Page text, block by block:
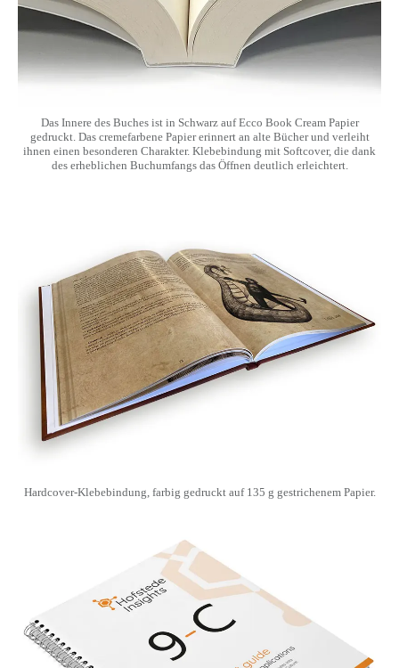
Das Innere des Buches ist in Schwarz auf Ecco Book Cream Papier
gedruckt. Das cremefarbene Papier erinnert an alte Bücher und verleiht
ihnen einen besonderen Charakter. Klebebindung mit Softcover, die dank
des erheblichen Buchumfangs das Öffnen deutlich erleichtert.
Hardcover-Klebebindung, farbig gedruckt auf 135 g gestrichenem Papier.